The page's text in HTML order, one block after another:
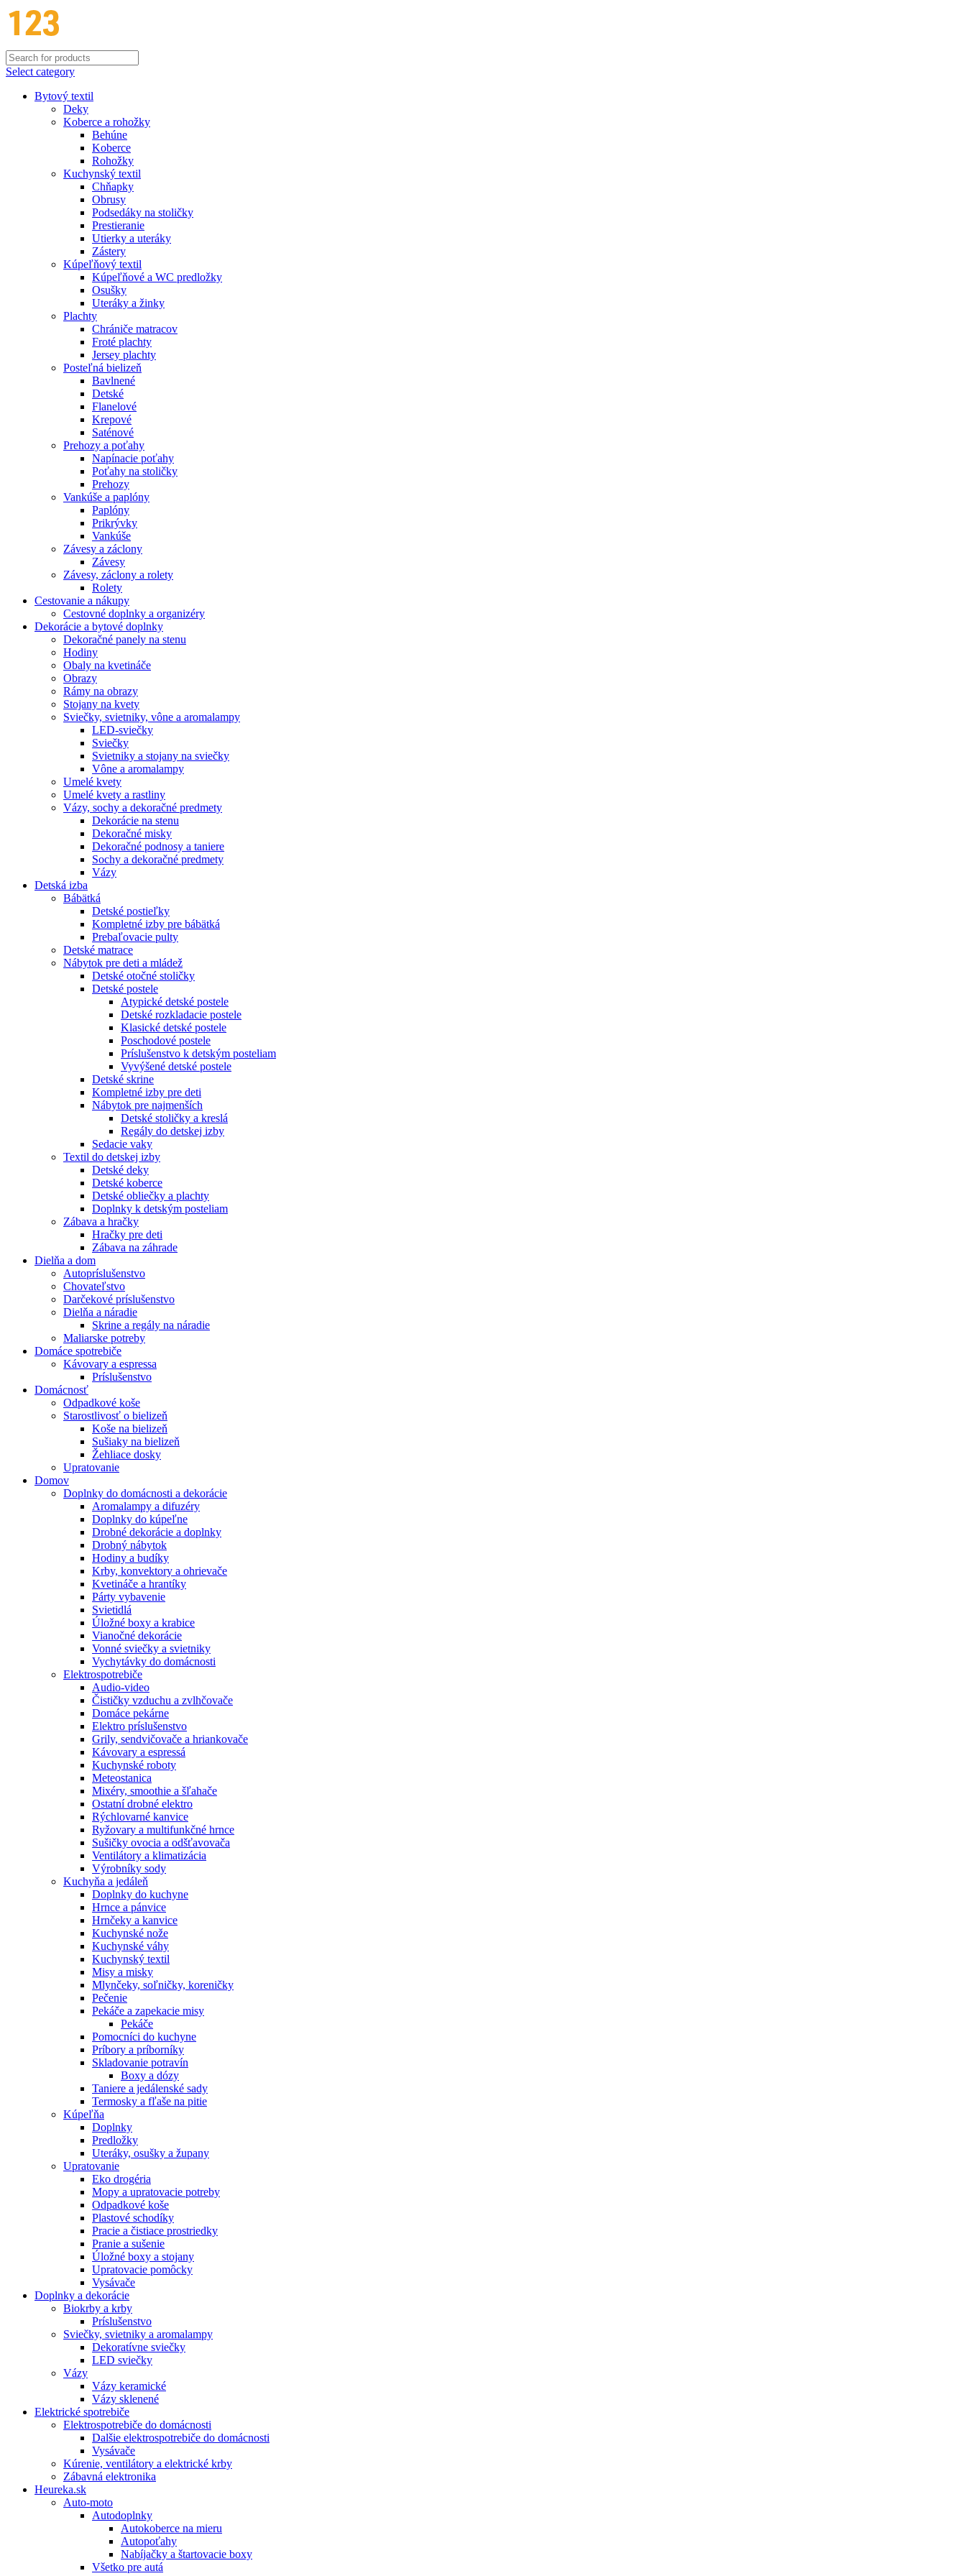
Select category
Bytový textil
Deky
Koberce a rohožky
Behúne
Koberce
Rohožky
Kuchynský textil
Chňapky
Obrusy
Podsedáky na stoličky
Prestieranie
Utierky a uteráky
Zástery
Kúpeľňový textil
Kúpeľňové a WC predložky
Osušky
Uteráky a žinky
Plachty
Chrániče matracov
Froté plachty
Jersey plachty
Posteľná bielizeň
Bavlnené
Detské
Flanelové
Krepové
Saténové
Prehozy a poťahy
Napínacie poťahy
Poťahy na stoličky
Prehozy
Vankúše a paplóny
Paplóny
Prikrývky
Vankúše
Závesy a záclony
Závesy
Závesy, záclony a rolety
Rolety
Cestovanie a nákupy
Cestovné doplnky a organizéry
Dekorácie a bytové doplnky
Dekoračné panely na stenu
Hodiny
Obaly na kvetináče
Obrazy
Rámy na obrazy
Stojany na kvety
Sviečky, svietniky, vône a aromalampy
LED-sviečky
Sviečky
Svietniky a stojany na sviečky
Vône a aromalampy
Umelé kvety
Umelé kvety a rastliny
Vázy, sochy a dekoračné predmety
Dekorácie na stenu
Dekoračné misky
Dekoračné podnosy a taniere
Sochy a dekoračné predmety
Vázy
Detská izba
Bábätká
Detské postieľky
Kompletné izby pre bábätká
Prebaľovacie pulty
Detské matrace
Nábytok pre deti a mládež
Detské otočné stoličky
Detské postele
Atypické detské postele
Detské rozkladacie postele
Klasické detské postele
Poschodové postele
Príslušenstvo k detským posteliam
Vyvýšené detské postele
Detské skrine
Kompletné izby pre deti
Nábytok pre najmenších
Detské stoličky a kreslá
Regály do detskej izby
Sedacie vaky
Textil do detskej izby
Detské deky
Detské koberce
Detské obliečky a plachty
Doplnky k detským posteliam
Zábava a hračky
Hračky pre deti
Zábava na záhrade
Dielňa a dom
Autopríslušenstvo
Chovateľstvo
Darčekové príslušenstvo
Dielňa a náradie
Skrine a regály na náradie
Maliarske potreby
Domáce spotrebiče
Kávovary a espressa
Príslušenstvo
Domácnosť
Odpadkové koše
Starostlivosť o bielizeň
Koše na bielizeň
Sušiaky na bielizeň
Žehliace dosky
Upratovanie
Domov
Doplnky do domácnosti a dekorácie
Aromalampy a difuzéry
Doplnky do kúpeľne
Drobné dekorácie a doplnky
Drobný nábytok
Hodiny a budíky
Krby, konvektory a ohrievače
Kvetináče a hrantíky
Párty vybavenie
Svietidlá
Úložné boxy a krabice
Vianočné dekorácie
Vonné sviečky a svietniky
Vychytávky do domácnosti
Elektrospotrebiče
Audio-video
Čističky vzduchu a zvlhčovače
Domáce pekárne
Elektro príslušenstvo
Grily, sendvičovače a hriankovače
Kávovary a espressá
Kuchynské roboty
Meteostanica
Mixéry, smoothie a šľahače
Ostatní drobné elektro
Rýchlovarné kanvice
Ryžovary a multifunkčné hrnce
Sušičky ovocia a odšťavovača
Ventilátory a klimatizácia
Výrobníky sody
Kuchyňa a jedáleň
Doplnky do kuchyne
Hrnce a pánvice
Hrnčeky a kanvice
Kuchynské nože
Kuchynské váhy
Kuchynský textil
Misy a misky
Mlynčeky, soľničky, koreničky
Pečenie
Pekáče a zapekacie misy
Pekáče
Pomocníci do kuchyne
Príbory a príborníky
Skladovanie potravín
Boxy a dózy
Taniere a jedálenské sady
Termosky a fľaše na pitie
Kúpeľňa
Doplnky
Predložky
Uteráky, osušky a župany
Upratovanie
Eko drogéria
Mopy a upratovacie potreby
Odpadkové koše
Plastové schodíky
Pracie a čistiace prostriedky
Pranie a sušenie
Úložné boxy a stojany
Upratovacie pomôcky
Vysávače
Doplnky a dekorácie
Biokrby a krby
Príslušenstvo
Sviečky, svietniky a aromalampy
Dekoratívne sviečky
LED sviečky
Vázy
Vázy keramické
Vázy sklenené
Elektrické spotrebiče
Elektrospotrebiče do domácnosti
Dalšie elektrospotrebiče do domácnosti
Vysávače
Kúrenie, ventilátory a elektrické krby
Zábavná elektronika
Heureka.sk
Auto-moto
Autodoplnky
Autokoberce na mieru
Autopoťahy
Nabíjačky a štartovacie boxy
Všetko pre autá